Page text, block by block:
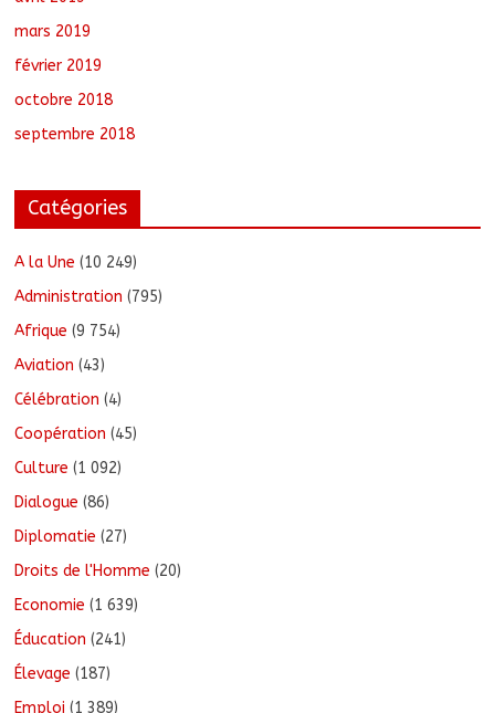
mars 2019
février 2019
octobre 2018
septembre 2018
Catégories
A la Une (10 249)
Administration (795)
Afrique (9 754)
Aviation (43)
Célébration (4)
Coopération (45)
Culture (1 092)
Dialogue (86)
Diplomatie (27)
Droits de l'Homme (20)
Economie (1 639)
Éducation (241)
Élevage (187)
Emploi (1 389)